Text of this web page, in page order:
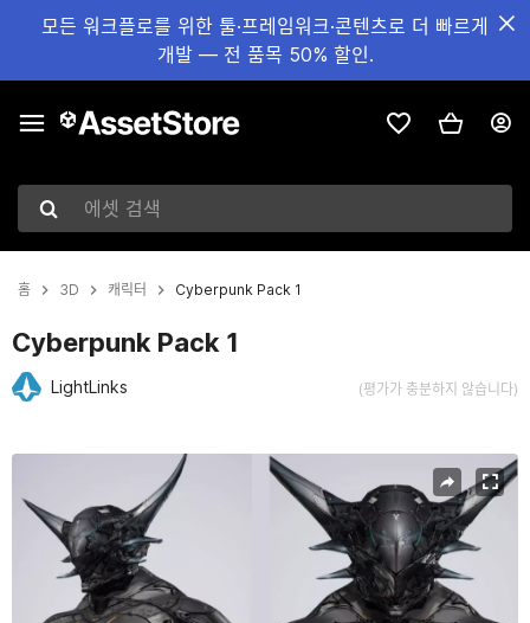
모든 워크플로를 위한 툴·프레임워크·콘텐츠로 더 빠르게
개발 — 전 품목 50% 할인.
에셋 검색
홈 3D 캐릭터 Cyberpunk Pack 1
Cyberpunk Pack 1
LightLinks (평가가 충분하지 않습니다)